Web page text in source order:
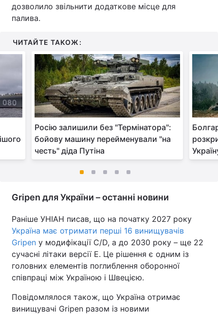
дозволило звільнити додаткове місце для
палива.
ЧИТАЙТЕ ТАКОЖ:
Росію залишили без "Термінатора":
бойову машину перейменували "на
честь" діда Путіна
Gripen для України – останні новини
Раніше УНІАН писав, що на початку 2027 року
Україна має отримати перші 16 винищувачів
Gripen у модифікації C/D, а до 2030 року – ще 22
сучасні літаки версії E. Це рішення є одним із
головних елементів поглиблення оборонної
співпраці між Україною і Швецією.
Повідомлялося також, що Україна отримає
винищувачі Gripen разом із новими